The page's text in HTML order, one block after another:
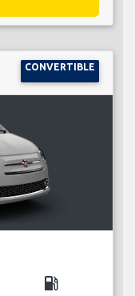
CONVERTIBLE
local_gas_station